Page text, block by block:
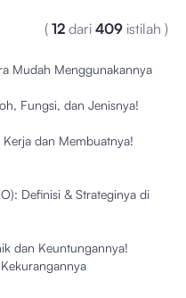
( 12 dari 409 istilah )
Mudah Menggunakannya
Fungsi, dan Jenisnya!
dan Membuatnya!
Definisi & Strateginya di
dan Keuntungannya!